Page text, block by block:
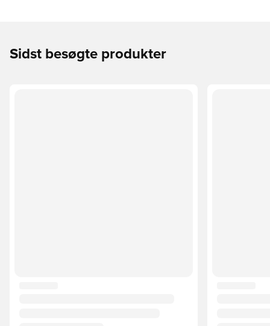
Sidst besøgte produkter